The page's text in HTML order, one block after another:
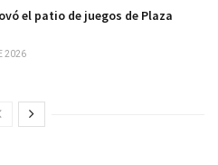
el patio de juegos de Plaza
2026